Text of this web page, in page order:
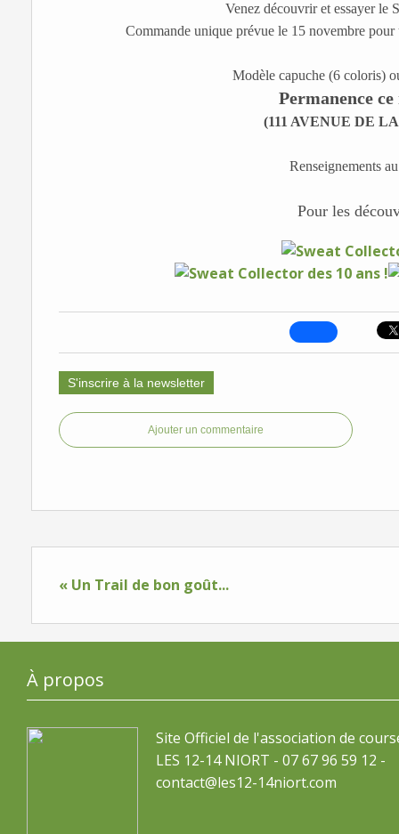
Venez découvrir et essayer le
Commande unique prévue le 15 novembre
Modèle capuche (6 coloris)
Permanence
(111 AVENUE DE
Renseignements
Pour les
S'inscrire à la newsletter
Ajouter un commentaire
« Un Trail de bon goût...
À propos
Site Officiel de l'association de
LES 12-14 NIORT - 07 67 96 59 12 -
contact@les12-14niort.com